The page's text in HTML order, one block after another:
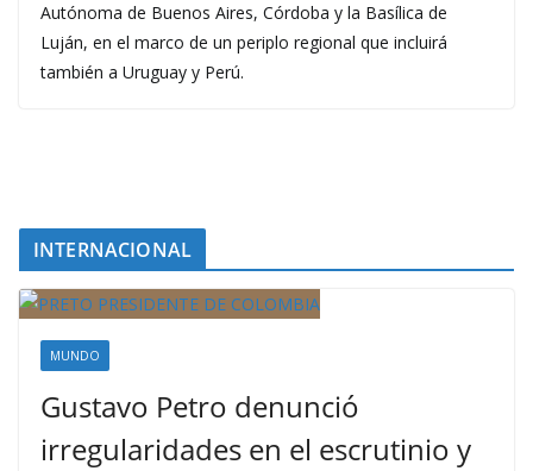
Autónoma de Buenos Aires, Córdoba y la Basílica de
Luján, en el marco de un periplo regional que incluirá
también a Uruguay y Perú.
INTERNACIONAL
MUNDO
Gustavo Petro denunció
irregularidades en el escrutinio y